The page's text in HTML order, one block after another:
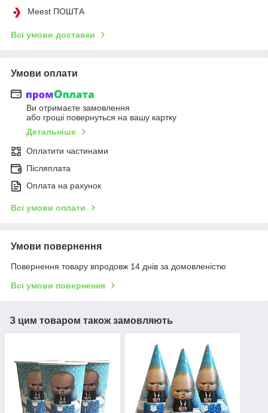
Meest ПОШТА
Всі умови доставки
Умови оплати
Ви отримаєте замовлення
або гроші повернуться на вашу картку
Детальніше
Оплатити частинами
Післяплата
Оплата на рахунок
Всі умови оплати
Умови повернення
Повернення товару впродовж 14 днів за домовленістю
Всі умови повернення
З цим товаром також замовляють